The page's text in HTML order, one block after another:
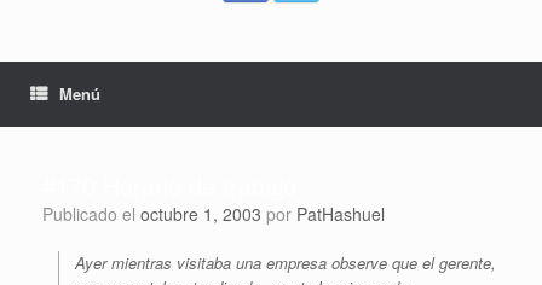
Menú
Publicado el octubre 1, 2003 por PatHashuel
Ayer mientras visitaba una empresa observe que el gerente,